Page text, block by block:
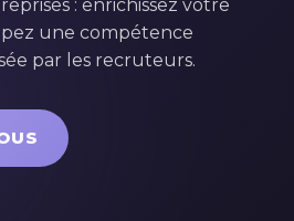
: enrichissez votre
une compétence
par les recruteurs.